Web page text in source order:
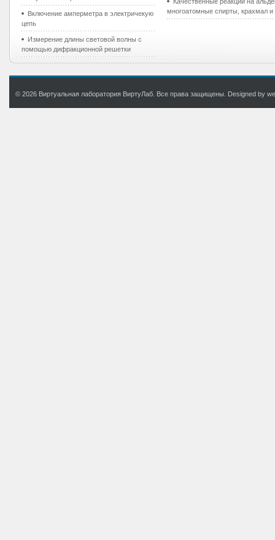
Включение амперметра в электричекую
цепь
Измерение длины световой волны с
помощью дифракционной решетки
многоатомные спирты, крахмал и
© 2026 Виртуальная лаборатория ВиртуЛаб. Все права защищены. Designed by